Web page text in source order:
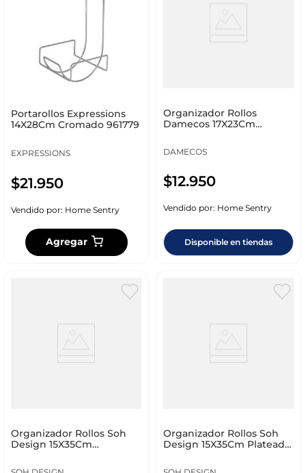
Portarollos Expressions
14X28Cm Cromado 961779
EXPRESSIONS
$21.950
Vendido por: Home Sentry
Agregar
Organizador Rollos
Damecos 17X23Cm
P
DAMECOS
$12.950
Vendido por: Home Sentry
Disponible en tiendas
Organizador Rollos Soh
Design 15X35Cm
F003132
Organizador Rollos Soh
Design 15X35Cm Plateado